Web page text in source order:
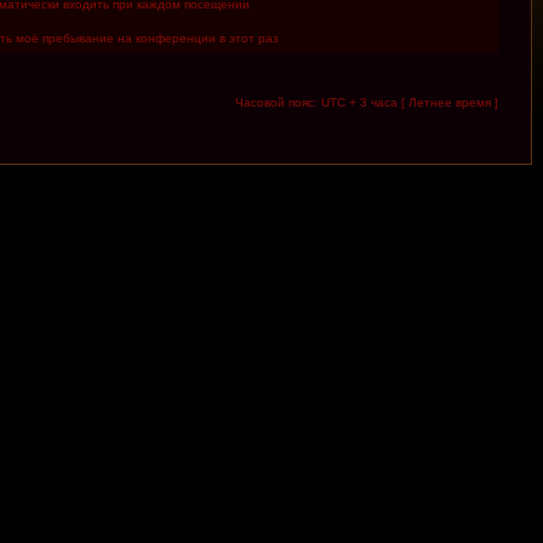
входить при каждом посещении
моё пребывание на конференции в этот раз
Часовой пояс: UTC + 3 часа [ Летнее время ]